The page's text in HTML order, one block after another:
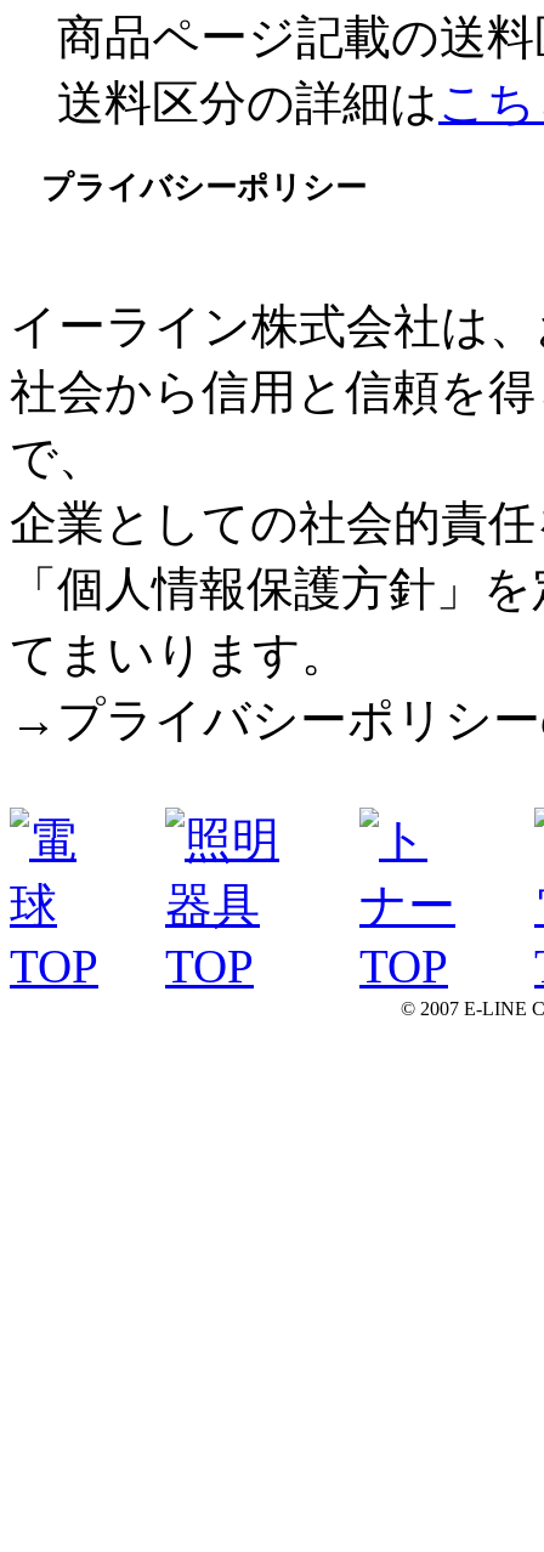
商品ページ記載の送
送料区分の詳細はこ
プライバシーポリシー
イーライン株式会社は
社会から信用と信頼を
で、
企業としての社会的責
「個人情報保護方針」
てまいります。
→プライバシーポリシ
© 2007 E-LINE